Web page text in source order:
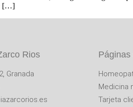
[…]
Rios
Granada
Medicina
Tarjeta